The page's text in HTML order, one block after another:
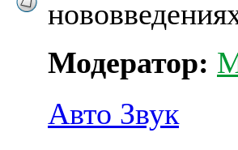
Модератор:
Авто Звук